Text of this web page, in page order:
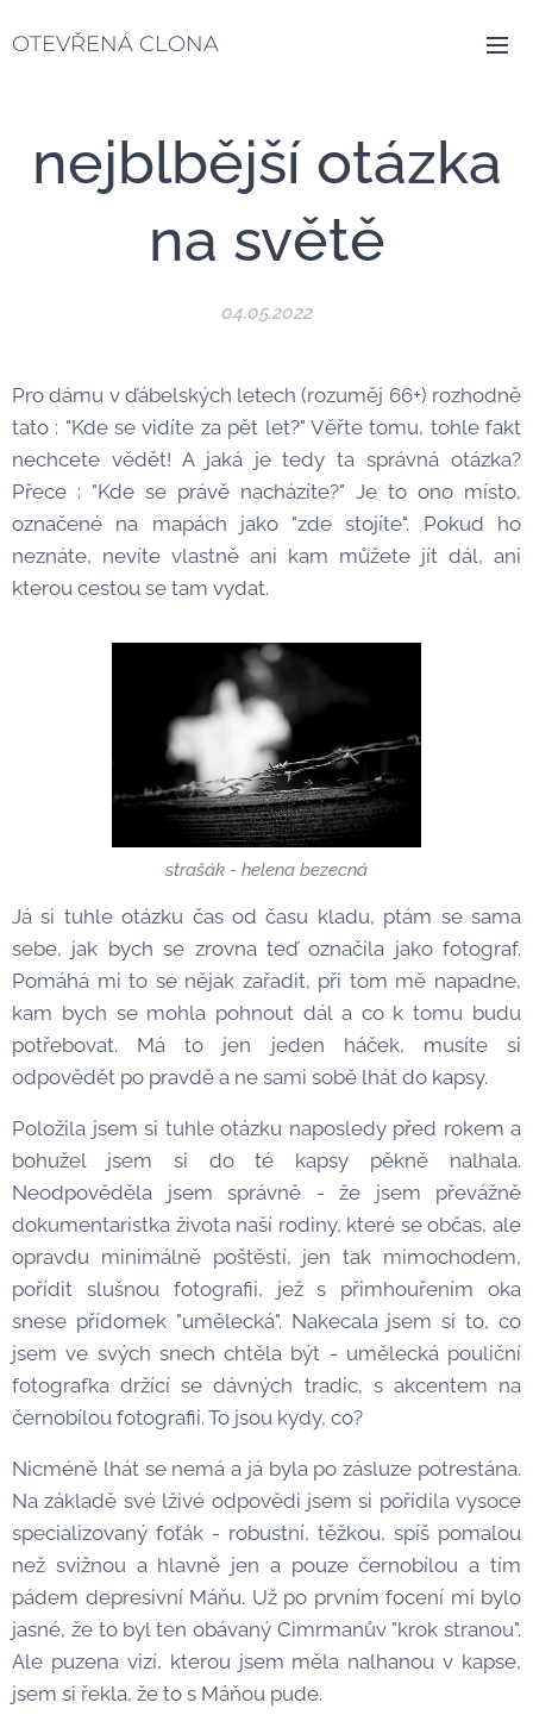
OTEVŘENÁ CLONA
nejblbější otázka
na světě
04.05.2022
Pro dámu v ďábelských letech (rozuměj 66+) rozhodně
tato : "Kde se vidíte za pět let?" Věřte tomu, tohle fakt
nechcete vědět! A jaká je tedy ta správná otázka?
Přece : "Kde se právě nacházíte?" Je to ono místo,
označené na mapách jako "zde stojíte". Pokud ho
neznáte, nevíte vlastně ani kam můžete jít dál, ani
kterou cestou se tam vydat.
strašák - helena bezecná
Já si tuhle otázku čas od času kladu, ptám se sama
sebe, jak bych se zrovna teď označila jako fotograf.
Pomáhá mi to se nějak zařadit, při tom mě napadne,
kam bych se mohla pohnout dál a co k tomu budu
potřebovat. Má to jen jeden háček, musíte si
odpovědět po pravdě a ne sami sobě lhát do kapsy.
Položila jsem si tuhle otázku naposledy před rokem a
bohužel jsem si do té kapsy pěkně nalhala.
Neodpověděla jsem správně - že jsem převážně
dokumentaristka života naší rodiny, které se občas, ale
opravdu minimálně poštěstí, jen tak mimochodem,
pořídit slušnou fotografii, jež s přimhouřením oka
snese přídomek "umělecká". Nakecala jsem si to, co
jsem ve svých snech chtěla být - umělecká pouliční
fotografka držící se dávných tradic, s akcentem na
černobílou fotografii. To jsou kydy, co?
Nicméně lhát se nemá a já byla po zásluze potrestána.
Na základě své lživé odpovědi jsem si pořídila vysoce
specializovaný foťák - robustní, těžkou, spíš pomalou
než svižnou a hlavně jen a pouze černobílou a tím
pádem depresivní Máňu. Už po prvním focení mi bylo
jasné, že to byl ten obávaný Cimrmanův "krok stranou".
Ale puzena vizí, kterou jsem měla nalhanou v kapse,
jsem si řekla, že to s Máňou pude.